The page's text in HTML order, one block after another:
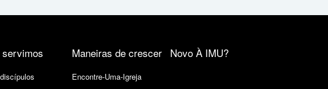
Maneiras de crescer
Encontre-Uma-Igreja
Novo À IMU?